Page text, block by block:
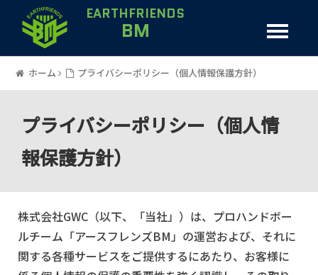
EARTHFRIENDS
BM
ホーム プライバシーポリシー（個人情報保護方針）
プライバシーポリシー（個人情
報保護方針）
株式会社GWC（以下、「当社」）は、プロハンドボー
ルチーム「アースフレンズBM」の運営および、それに
関する各種サービスをご提供するにあたり、お客様に